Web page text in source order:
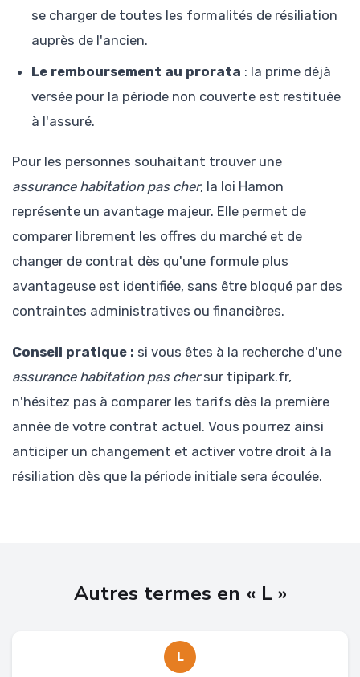
se charger de toutes les formalités de résiliation
auprès de l'ancien.
Le remboursement au prorata : la prime déjà
versée pour la période non couverte est restituée
à l'assuré.
Pour les personnes souhaitant trouver une
assurance habitation pas cher, la loi Hamon
représente un avantage majeur. Elle permet de
comparer librement les offres du marché et de
changer de contrat dès qu'une formule plus
avantageuse est identifiée, sans être bloqué par des
contraintes administratives ou financières.
Conseil pratique : si vous êtes à la recherche d'une
assurance habitation pas chersur tipipark.fr,
n'hésitez pas à comparer les tarifs dès la première
année de votre contrat actuel. Vous pourrez ainsi
anticiper un changement et activer votre droit à la
résiliation dès que la période initiale sera écoulée.
Autres termes en « L »
L